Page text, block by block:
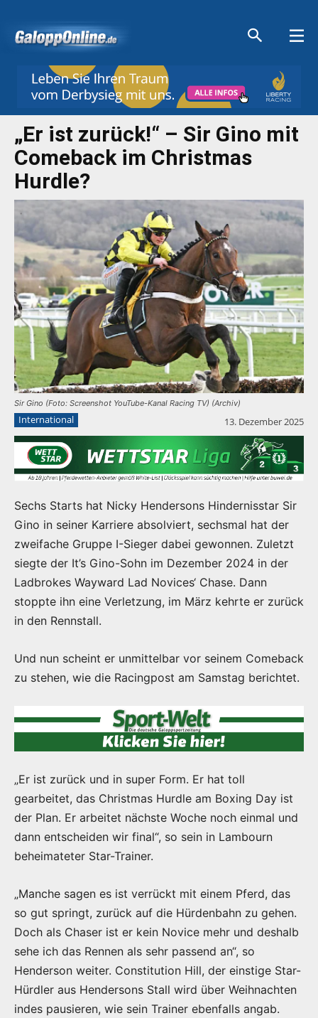
„Er ist zurück!“ – Sir Gino mit
Comeback im Christmas
Hurdle?
Sir Gino (Foto: Screenshot YouTube-Kanal Racing TV) (Archiv)
International 13. Dezember 2025
Sechs Starts hat Nicky Hendersons Hindernisstar Sir
Gino in seiner Karriere absolviert, sechsmal hat der
zweifache Gruppe I-Sieger dabei gewonnen. Zuletzt
siegte der It’s Gino-Sohn im Dezember 2024 in der
Ladbrokes Wayward Lad Novices‘ Chase. Dann
stoppte ihn eine Verletzung, im März kehrte er zurück
in den Rennstall.
Und nun scheint er unmittelbar vor seinem Comeback
zu stehen, wie die Racingpost am Samstag berichtet.
„Er ist zurück und in super Form. Er hat toll
gearbeitet, das Christmas Hurdle am Boxing Day ist
der Plan. Er arbeitet nächste Woche noch einmal und
dann entscheiden wir final“, so sein in Lambourn
beheimateter Star-Trainer.
„Manche sagen es ist verrückt mit einem Pferd, das
so gut springt, zurück auf die Hürdenbahn zu gehen.
Doch als Chaser ist er kein Novice mehr und deshalb
sehe ich das Rennen als sehr passend an“, so
Henderson weiter. Constitution Hill, der einstige Star-
Hürdler aus Hendersons Stall wird über Weihnachten
indes pausieren, wie sein Trainer ebenfalls angab.